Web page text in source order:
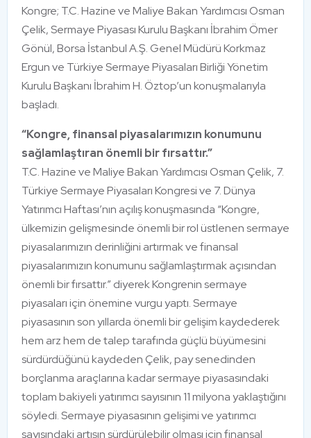
Kongre; T.C. Hazine ve Maliye Bakan Yardımcısı Osman
Çelik, Sermaye Piyasası Kurulu Başkanı İbrahim Ömer
Gönül, Borsa İstanbul A.Ş. Genel Müdürü Korkmaz
Ergun ve Türkiye Sermaye Piyasaları Birliği Yönetim
Kurulu Başkanı İbrahim H. Öztop’un konuşmalarıyla
başladı.
“Kongre, finansal piyasalarımızın konumunu
sağlamlaştıran önemli bir fırsattır.”
T.C. Hazine ve Maliye Bakan Yardımcısı Osman Çelik, 7.
Türkiye Sermaye Piyasaları Kongresi ve 7. Dünya
Yatırımcı Haftası’nın açılış konuşmasında “Kongre,
ülkemizin gelişmesinde önemli bir rol üstlenen sermaye
piyasalarımızın derinliğini artırmak ve finansal
piyasalarımızın konumunu sağlamlaştırmak açısından
önemli bir fırsattır.” diyerek Kongrenin sermaye
piyasaları için önemine vurgu yaptı. Sermaye
piyasasının son yıllarda önemli bir gelişim kaydederek
hem arz hem de talep tarafında güçlü büyümesini
sürdürdüğünü kaydeden Çelik, pay senedinden
borçlanma araçlarına kadar sermaye piyasasındaki
toplam bakiyeli yatırımcı sayısının 11 milyona yaklaştığını
söyledi. Sermaye piyasasının gelişimi ve yatırımcı
sayısındaki artışın sürdürülebilir olması için finansal